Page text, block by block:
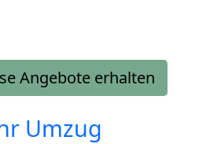
Angebote erhalten
Umzug